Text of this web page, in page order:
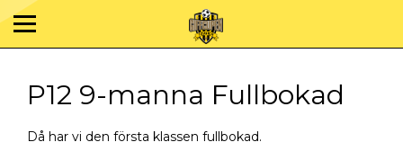
P12 9-manna Fullbokad
Då har vi den första klassen fullbokad.